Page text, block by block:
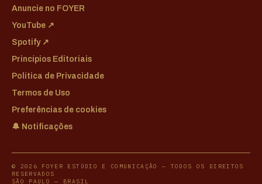
Anuncie no FOYER
YouTube ↗
Spotify ↗
Princípios Editoriais
Política de Privacidade
Termos de Uso
Preferências de cookies
🔔 Notificações
© 2026 FOYER ESTÚDIO E COMUNICAÇÃO — TODOS OS DIREITOS
RESERVADOS
SÃO PAULO — BRASIL